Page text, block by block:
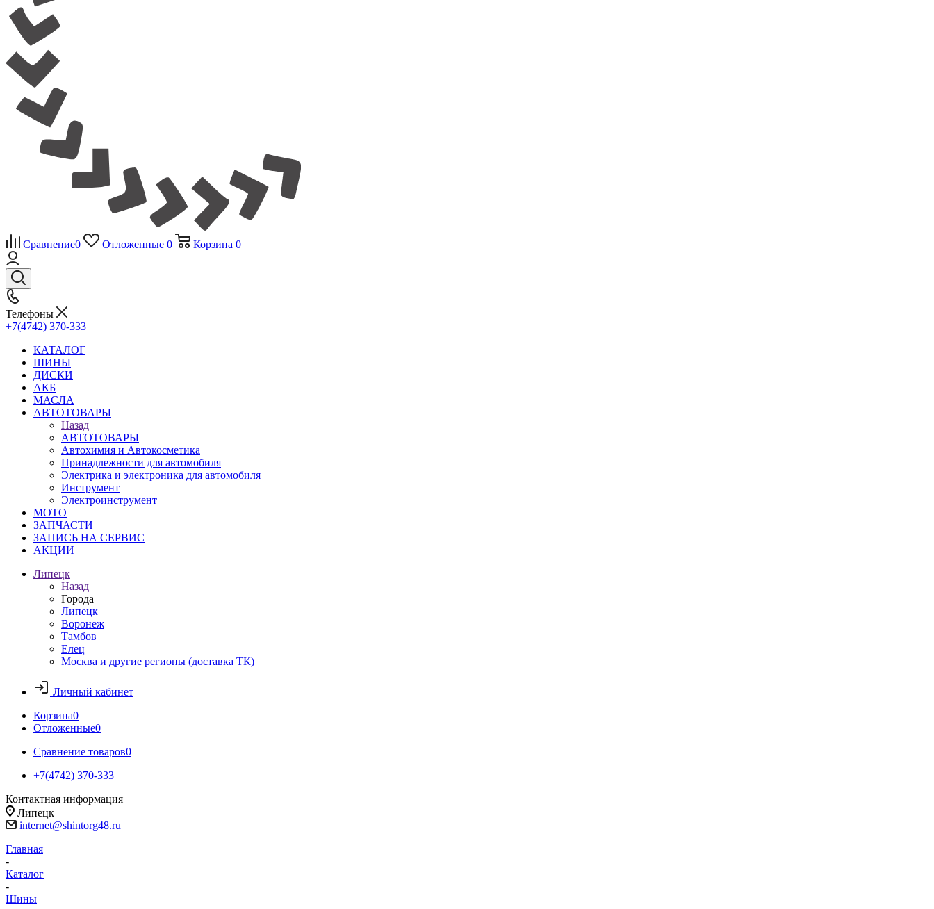
Сравнение0 Отложенные 0 Корзина 0
Телефоны
+7(4742) 370-333
КАТАЛОГ
ШИНЫ
ДИСКИ
АКБ
МАСЛА
АВТОТОВАРЫ
Назад
АВТОТОВАРЫ
Автохимия и Автокосметика
Принадлежности для автомобиля
Электрика и электроника для автомобиля
Инструмент
Электроинструмент
МОТО
ЗАПЧАСТИ
ЗАПИСЬ НА СЕРВИС
АКЦИИ
Липецк
Назад
Города
Липецк
Воронеж
Тамбов
Елец
Москва и другие регионы (доставка ТК)
Личный кабинет
Корзина0
Отложенные0
Сравнение товаров0
+7(4742) 370-333
Контактная информация
Липецк
internet@shintorg48.ru
Главная
-
Каталог
-
Шины